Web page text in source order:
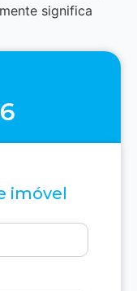
significa
imóvel